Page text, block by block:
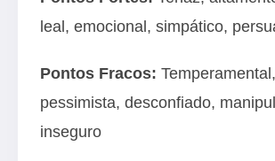
leal, emocional, simpático,
Pontos Fracos: Temperamental,
pessimista, desconfiado,
inseguro